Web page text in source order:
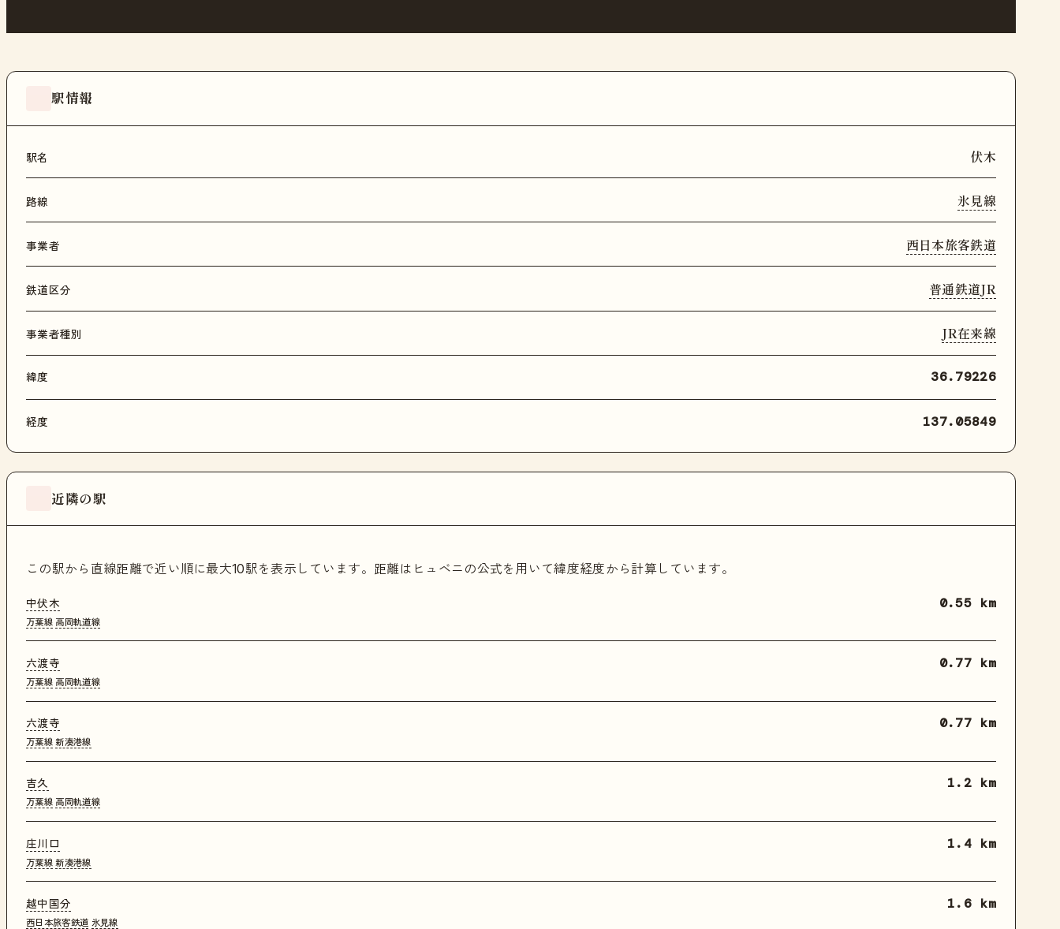
駅情報
駅名 伏木
路線 氷見線
事業者 西日本旅客鉄道
鉄道区分 普通鉄道JR
事業者種別 JR在来線
緯度 36.79226
経度 137.05849
近隣の駅
この駅から直線距離で近い順に最大10駅を表示しています。距離はヒュベニの公式を用いて緯度経度から計算しています。
中伏木
万葉線 高岡軌道線
0.55 km
六渡寺
万葉線 高岡軌道線
0.77 km
六渡寺
万葉線 新湊港線
0.77 km
吉久
万葉線 高岡軌道線
1.2 km
庄川口
万葉線 新湊港線
1.4 km
越中国分
西日本旅客鉄道 氷見線
1.6 km